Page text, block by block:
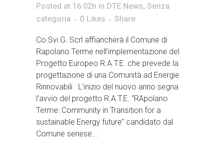
Posted at 16:02h in DTE News, Senza
categoria
0 Likes Share
Co.Svi.G. Scrl affiancherà il Comune di
Rapolano Terme nell’implementazione del
Progetto Europeo R.A.T.E. che prevede la
progettazione di una Comunità ad Energie
Rinnovabili L’inizio del nuovo anno segna
l’avvio del progetto R.A.T.E. “RApolano
Terme: Community in Transition for a
sustainable Energy future” candidato dal
Comune senese...